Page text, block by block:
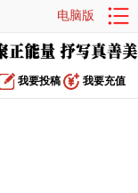
电脑版
我要投稿 我要充值